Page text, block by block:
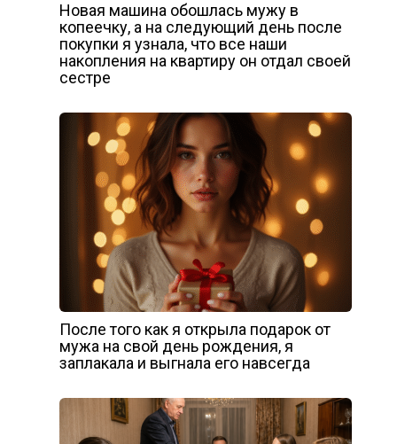
Новая машина обошлась мужу в
копеечку, а на следующий день после
покупки я узнала, что все наши
накопления на квартиру он отдал своей
сестре
После того как я открыла подарок от
мужа на свой день рождения, я
заплакала и выгнала его навсегда